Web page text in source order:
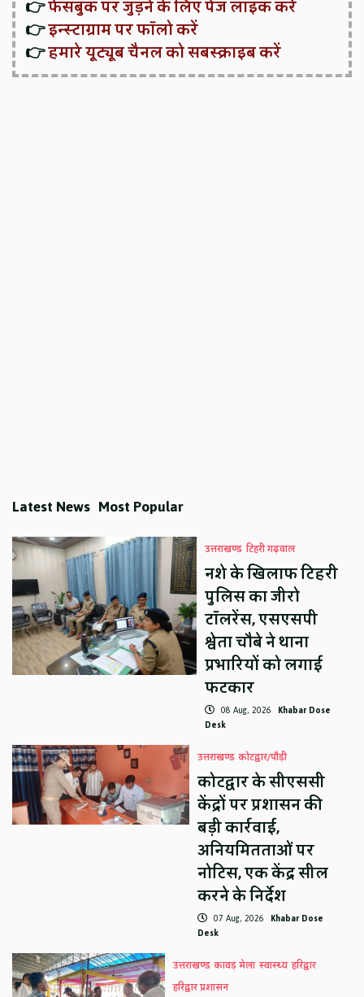
👉फेसबुक पर जुड़ने के लिए पेज लाइक करें
👉इन्स्टाग्राम पर फॉलो करें
👉हमारे यूट्यूब चैनल को सबस्क्राइब करें
Latest News Most Popular
उत्तराखण्ड टिहरी गढ़वाल
नशे के खिलाफ टिहरी
पुलिस का जीरो
टॉलरेंस, एसएसपी
श्वेता चौबे ने थाना
प्रभारियों को लगाई
फटकार
08 Aug, 2026 Khabar Dose
Desk
उत्तराखण्ड कोटद्वार/पौड़ी
कोटद्वार के सीएससी
केंद्रों पर प्रशासन की
बड़ी कार्रवाई,
अनियमितताओं पर
नोटिस, एक केंद्र सील
करने के निर्देश
07 Aug, 2026 Khabar Dose
Desk
उत्तराखण्ड कावड़ मेला स्वास्थ्य हरिद्वार
हरिद्वार प्रशासन